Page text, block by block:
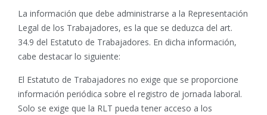
La información que debe administrarse a la Representación
Legal de los Trabajadores, es la que se deduzca del art.
34.9 del Estatuto de Trabajadores. En dicha información,
cabe destacar lo siguiente:
El Estatuto de Trabajadores no exige que se proporcione
información periódica sobre el registro de jornada laboral.
Solo se exige que la RLT pueda tener acceso a los